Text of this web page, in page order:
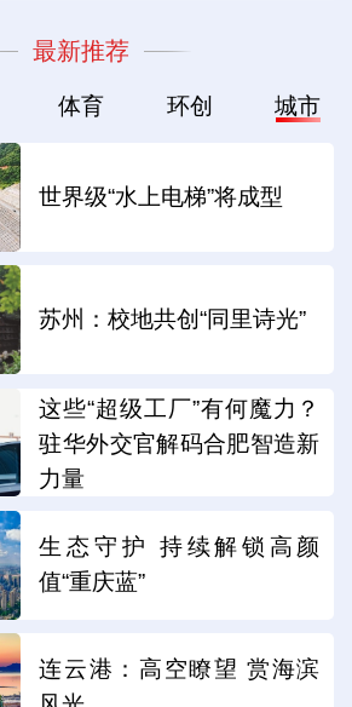
最新推荐
体育 环创 城市
世界级“水上电梯”将成型
苏州：校地共创“同里诗光”
这些“超级工厂”有何魔力？
驻华外交官解码合肥智造新
力量
生态守护 持续解锁高颜
值“重庆蓝”
连云港：高空瞭望 赏海滨